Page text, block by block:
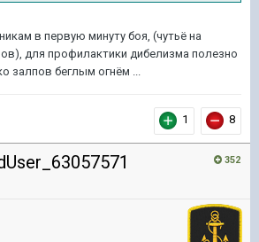
в первую минуту боя, (чутьё на
для профилактики дибелизма полезно
залпов беглым огнём ...
1 8
352